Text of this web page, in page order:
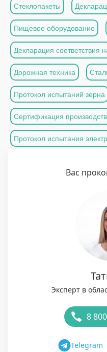
Стеклопакеты
Пищевое оборудование
Декларация соответствия
Дорожная техника
Протокол испытаний зерна
Сертификация
Протокол испытания
Вас
Эксперт в
8
Telegram